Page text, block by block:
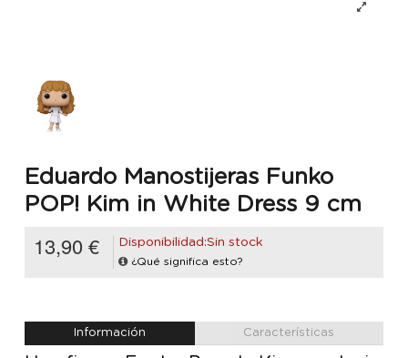
Eduardo Manostijeras Funko
POP! Kim in White Dress 9 cm
13,90 € Disponibilidad:Sin stock
¿Qué significa esto?
Información Características